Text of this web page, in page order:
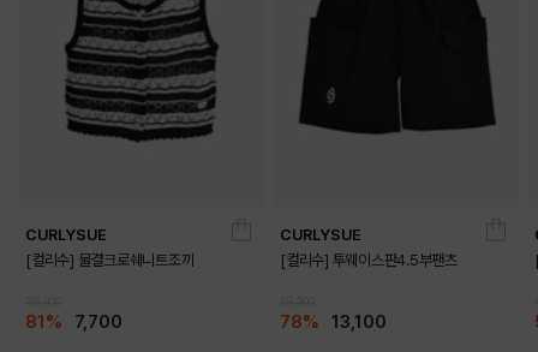
DETAILS
CURLYSUE
[컬리수] 물결크로쉐니트조끼
81% 7,700
CURLYSUE
[컬리수] 투웨이스판4.5부팬츠
78% 13,100